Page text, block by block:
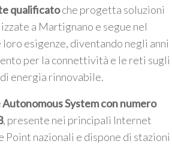
qualificatoche progetta soluzioni
a Martignano e segue nel
esigenze, diventando negli anni
per la connettività e le reti sugli
energia rinnovabile.
Autonomous System con numero
, presente nei principali Internet
Point nazionali e dispone di stazioni